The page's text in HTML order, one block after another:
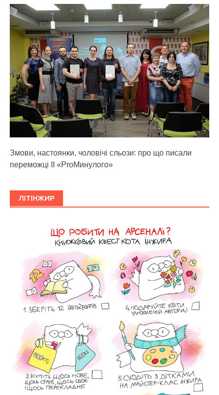
Змови, настоянки, чоловічі сльози: про що писали
переможці ІІ «ProМинулого»
ЛІТІНЖИР